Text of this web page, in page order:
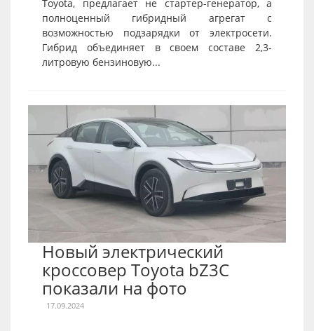
Toyota, предлагает не стартер-генератор, а
полноценный гибридный агрегат с
возможностью подзарядки от электросети.
Гибрид объединяет в своем составе 2,3-
литровую бензиновую...
Новый электрический
кроссовер Toyota bZ3C
показали на фото
17.09.2024